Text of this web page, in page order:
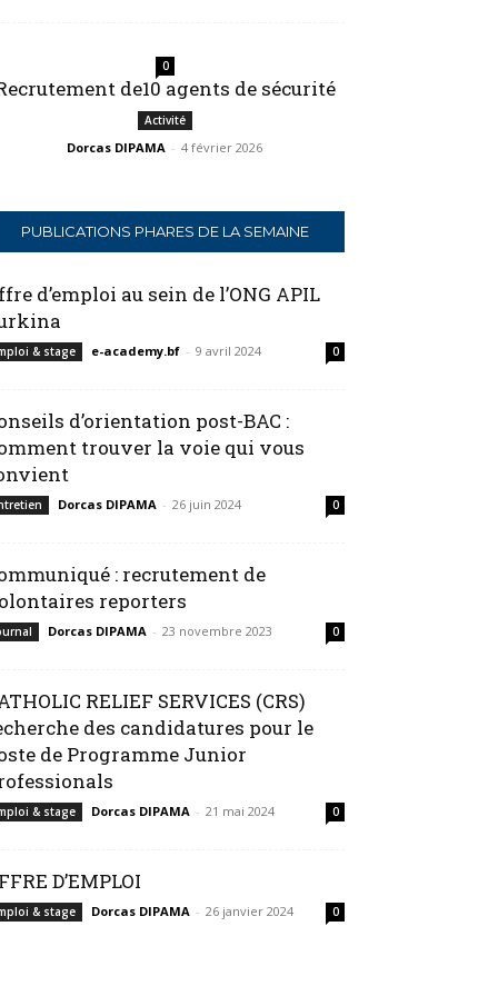
0
de10 agents de sécurité
Activité
Dorcas DIPAMA - 4 février 2026
PUBLICATIONS PHARES DE LA SEMAINE
d’emploi au sein de l’ONG APIL
& stage e-academy.bf - 9 avril 2024 0
d’orientation post-BAC :
trouver la voie qui vous
Dorcas DIPAMA - 26 juin 2024 0
: recrutement de
reporters
Dorcas DIPAMA - 23 novembre 2023 0
RELIEF SERVICES (CRS)
des candidatures pour le
de Programme Junior
& stage Dorcas DIPAMA - 21 mai 2024 0
D’EMPLOI
& stage Dorcas DIPAMA - 26 janvier 2024 0